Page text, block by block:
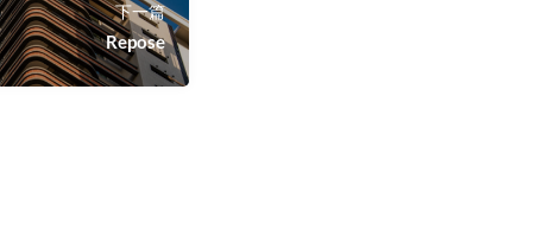
下一篇
Repose